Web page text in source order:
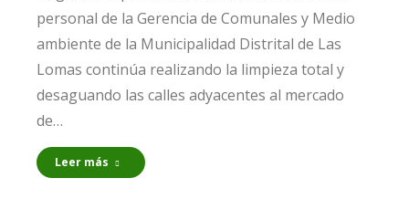
personal de la Gerencia de Comunales y Medio
ambiente de la Municipalidad Distrital de Las
Lomas continúa realizando la limpieza total y
desaguando las calles adyacentes al mercado
de…
Leer más